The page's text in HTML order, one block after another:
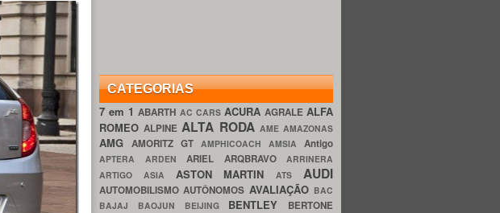
CATEGORIAS
7 em 1ABARTH AC CARS ACURA AGRALE ALFA
ROMEOALPINEALTA RODA AME AMAZONAS
AMG AMORITZ GT AMPHICOACH AMSIA Antigo
APTERA ARDEN ARIEL ARQBRAVO ARRINERA
ARTIGO ASIA ASTON MARTINATS AUDI
AUTOMOBILISMOAUTÔNOMOS AVALIAÇÃO BAC
BAJAJ BAOJUN BEIJING BENTLEY BERTONE